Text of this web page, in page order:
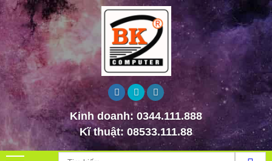
Kinh doanh: 0344.111.888
Kĩ thuật: 08533.111.88